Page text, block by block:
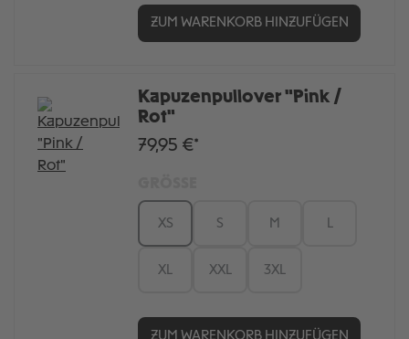
ZUM WARENKORB HINZUFÜGEN
Kapuzenpullover "Pink /
Rot"
79,95 €*
XS S M
XL XXL 3XL
ZUM WARENKORB HINZUFÜGEN